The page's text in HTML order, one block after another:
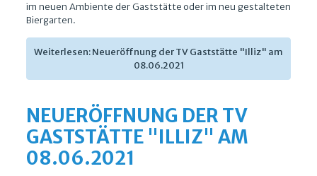
im neuen Ambiente der Gaststätte oder im neu gestalteten
Biergarten.
Weiterlesen: Neueröffnung der TV Gaststätte "Illiz" am
08.06.2021
NEUERÖFFNUNG DER TV
GASTSTÄTTE "ILLIZ" AM
08.06.2021